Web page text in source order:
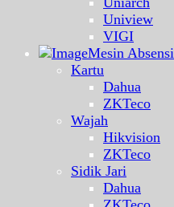
Uniview
VIGI
Mesin Absensi
Kartu
Dahua
ZKTeco
Wajah
Hikvision
ZKTeco
Sidik Jari
Dahua